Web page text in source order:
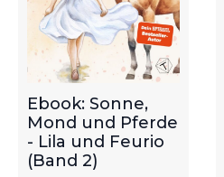
Ebook: Sonne,
Mond und Pferde
- Lila und Feurio
(Band 2)